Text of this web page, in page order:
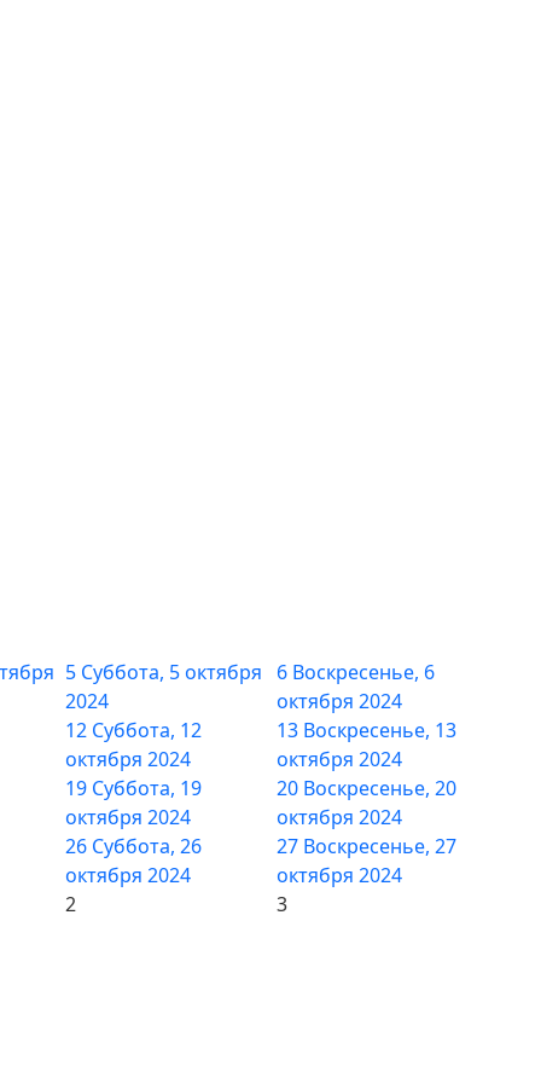
5 Суббота, 5 октября
2024
6 Воскресенье, 6
октября 2024
12 Суббота, 12
октября 2024
13 Воскресенье, 13
октября 2024
19 Суббота, 19
октября 2024
20 Воскресенье, 20
октября 2024
26 Суббота, 26
октября 2024
27 Воскресенье, 27
октября 2024
2
3